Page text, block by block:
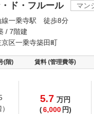
ド・フルール
マン
線一乗寺駅 徒歩8分
/ 7階建
区一乗寺築田町
(階) 賃料 (管理費等)
5.7 万円
(6,000 円)